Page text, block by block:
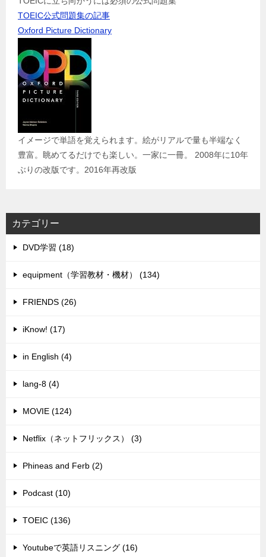
TOEIC公式問題集の記事
Oxford Picture Dictionary
イメージで単語を覚えられます。絵がリアルで量も半端なく
豊富。眺めてるだけでも楽しい。一家に一冊。 2008年に10年
ぶりの改版です。2016年再改版
カテゴリー
DVD学習 (18)
equipment（学習教材・機材） (134)
FRIENDS (26)
iKnow! (17)
in English (4)
lang-8 (4)
MOVIE (124)
Netflix（ネットフリックス） (3)
Phineas and Ferb (2)
Podcast (10)
TOEIC (136)
Youtubeで英語リスニング (16)